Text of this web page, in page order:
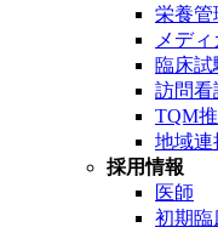
栄養管
メデ
臨床試
訪問看
TQM
地域連
採用情報
医師
初期臨